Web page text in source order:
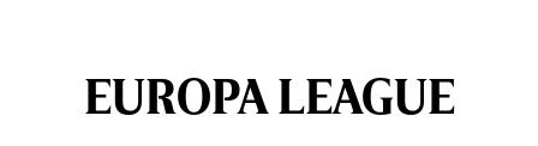
EUROPA LEAGUE